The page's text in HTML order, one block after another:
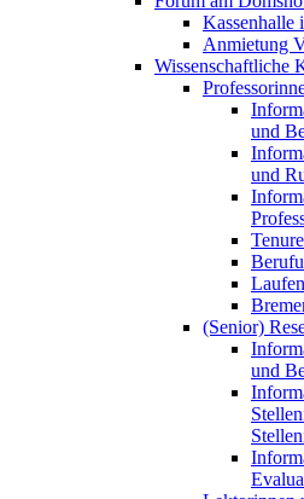
Kassenhalle
Anmietung
Wissenschaftliche
und
und
(Senior)
und